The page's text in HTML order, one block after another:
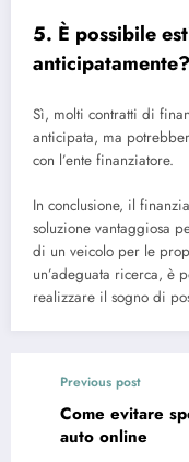
5. È possibile
anticipatamente?
Sì, molti contratti di
anticipata, ma
con l’ente finanziatore.
In conclusione, il
soluzione vantaggiosa
di un veicolo per le
un’adeguata ricerca, è
realizzare il sogno di
Previous post
Come evitare
auto online